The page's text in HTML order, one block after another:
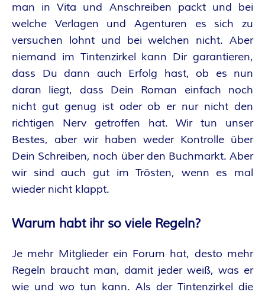
man in Vita und Anschreiben packt und bei
welche Verlagen und Agenturen es sich zu
versuchen lohnt und bei welchen nicht. Aber
niemand im Tintenzirkel kann Dir garantieren,
dass Du dann auch Erfolg hast, ob es nun
daran liegt, dass Dein Roman einfach noch
nicht gut genug ist oder ob er nur nicht den
richtigen Nerv getroffen hat. Wir tun unser
Bestes, aber wir haben weder Kontrolle über
Dein Schreiben, noch über den Buchmarkt. Aber
wir sind auch gut im Trösten, wenn es mal
wieder nicht klappt.
Warum habt ihr so viele Regeln?
Je mehr Mitglieder ein Forum hat, desto mehr
Regeln braucht man, damit jeder weiß, was er
wie und wo tun kann. Als der Tintenzirkel die